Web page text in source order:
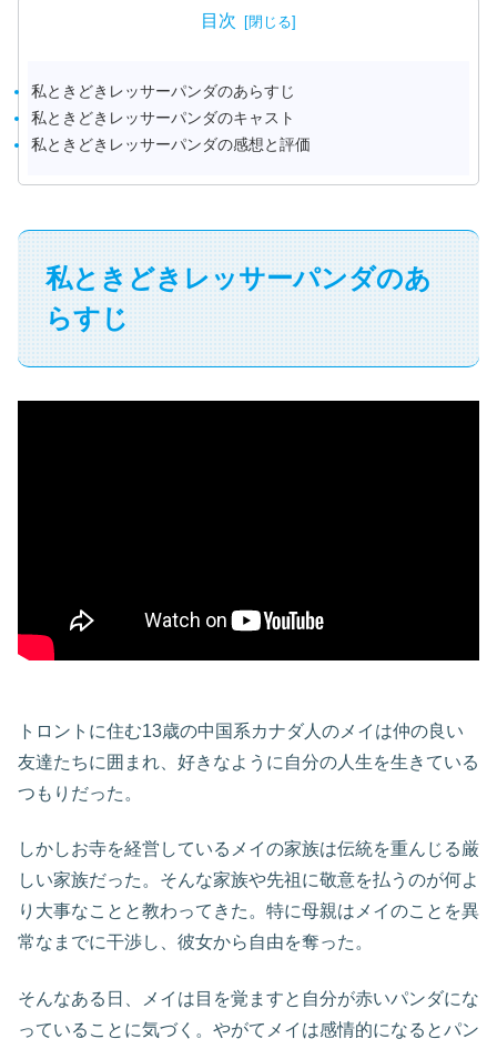
目次
私ときどきレッサーパンダのあらすじ
私ときどきレッサーパンダのキャスト
私ときどきレッサーパンダの感想と評価
私ときどきレッサーパンダのあ
らすじ
トロントに住む13歳の中国系カナダ人のメイは仲の良い
友達たちに囲まれ、好きなように自分の人生を生きている
つもりだった。
しかしお寺を経営しているメイの家族は伝統を重んじる厳
しい家族だった。そんな家族や先祖に敬意を払うのが何よ
り大事なことと教わってきた。特に母親はメイのことを異
常なまでに干渉し、彼女から自由を奪った。
そんなある日、メイは目を覚ますと自分が赤いパンダにな
っていることに気づく。やがてメイは感情的になるとパン